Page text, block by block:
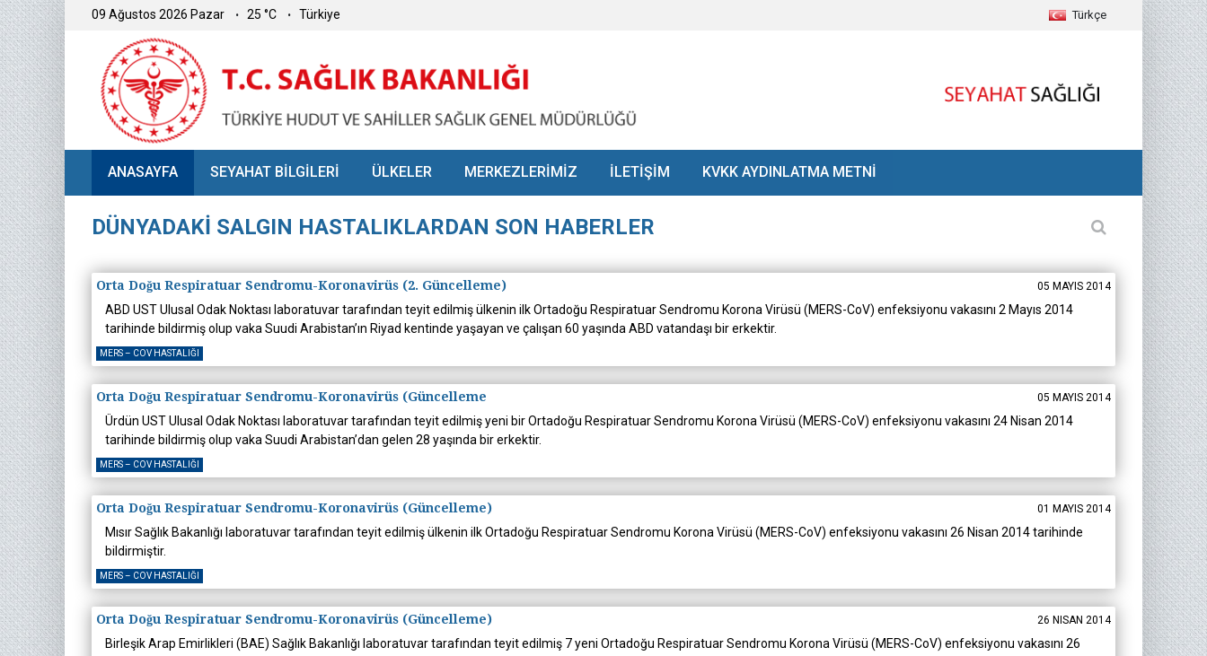
09 Ağustos 2026 Pazar 25 °C Türkiye Türkçe
ANASAYFA SEYAHAT BİLGİLERİ ÜLKELER MERKEZLERİMİZ İLETİŞİM KVKK AYDINLATMA METNİ
DÜNYADAKİ SALGIN HASTALIKLARDAN SON HABERLER
Orta Doğu Respiratuar Sendromu-Koronavirüs (2. Güncelleme) 05 MAYIS 2014
ABD UST Ulusal Odak Noktası laboratuvar tarafından teyit edilmiş ülkenin ilk Ortadoğu Respiratuar Sendromu Korona Virüsü (MERS-CoV) enfeksiyonu vakasını 2 Mayıs 2014
tarihinde bildirmiş olup vaka Suudi Arabistan’ın Riyad kentinde yaşayan ve çalışan 60 yaşında ABD vatandaşı bir erkektir.
MERS – COV HASTALIĞI
Orta Doğu Respiratuar Sendromu-Koronavirüs (Güncelleme 05 MAYIS 2014
Ürdün UST Ulusal Odak Noktası laboratuvar tarafından teyit edilmiş yeni bir Ortadoğu Respiratuar Sendromu Korona Virüsü (MERS-CoV) enfeksiyonu vakasını 24 Nisan 2014
tarihinde bildirmiş olup vaka Suudi Arabistan’dan gelen 28 yaşında bir erkektir.
MERS – COV HASTALIĞI
Orta Doğu Respiratuar Sendromu-Koronavirüs (Güncelleme) 01 MAYIS 2014
Mısır Sağlık Bakanlığı laboratuvar tarafından teyit edilmiş ülkenin ilk Ortadoğu Respiratuar Sendromu Korona Virüsü (MERS-CoV) enfeksiyonu vakasını 26 Nisan 2014 tarihinde
bildirmiştir.
MERS – COV HASTALIĞI
Orta Doğu Respiratuar Sendromu-Koronavirüs (Güncelleme) 26 NISAN 2014
Birleşik Arap Emirlikleri (BAE) Sağlık Bakanlığı laboratuvar tarafından teyit edilmiş 7 yeni Ortadoğu Respiratuar Sendromu Korona Virüsü (MERS-CoV) enfeksiyonu vakasını 26